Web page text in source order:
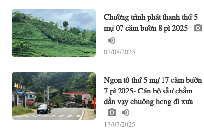
Chường trình phát thanh thứ 5
mự 07 căm bườn 8 pì 2025
07/08/2025
Ngon tô thứ 5 mự 17 căm bườn
7 pì 2025- Cán bộ sẳư chằm
dần vạy chuông hong đì xưa
17/07/2025